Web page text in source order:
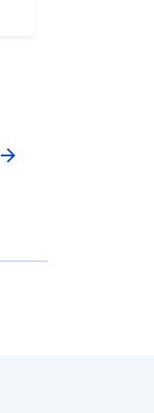
arrow_forward